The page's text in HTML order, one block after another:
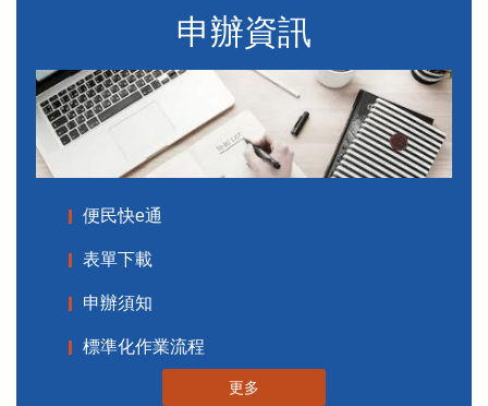
申辦資訊
便民快e通
表單下載
申辦須知
標準化作業流程
更多